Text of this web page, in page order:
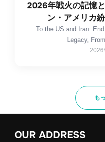
2026年戦火の記憶
ン・アメリカ
To the US and Iran:
Legacy,
2026
も
OUR ADDRESS